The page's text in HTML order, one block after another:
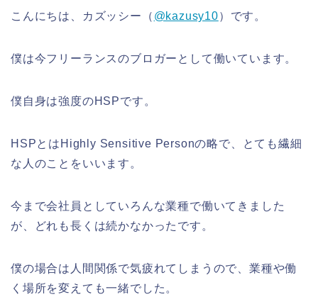
こんにちは、カズッシー（ @kazusy10）です。
僕は今フリーランスのブロガーとして働いています。
僕自身は強度のHSPです。
HSPとはHighly Sensitive Personの略で、とても繊細
な人のことをいいます。
今まで会社員としていろんな業種で働いてきました
が、どれも長くは続かなかったです。
僕の場合は人間関係で気疲れてしまうので、業種や働
く場所を変えても一緒でした。